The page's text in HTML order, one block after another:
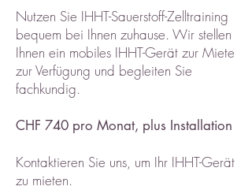
Nutzen Sie IHHT-Sauerstoff-Zelltraining
bequem bei Ihnen zuhause. Wir stellen
Ihnen ein mobiles IHHT-Gerät zur Miete
zur Verfügung und begleiten Sie
fachkundig.
CHF 740 pro Monat, plus Installation
Kontaktieren Sie uns, um Ihr IHHT-Gerät
zu mieten.